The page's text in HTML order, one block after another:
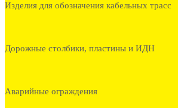
Изделия для обозначения кабельных трасс
Дорожные столбики, пластины и ИДН
Аварийные ограждения